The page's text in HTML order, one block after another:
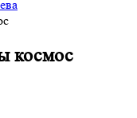
космос